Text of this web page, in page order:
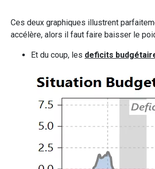
Ces deux graphiques illustrent
accélère, alors il faut faire baisser le
Et du coup, les deficits